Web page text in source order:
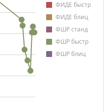
ФИДЕ быстр
ФИДЕ блиц
ФШР станд
ФШР быстр
ФШР блиц